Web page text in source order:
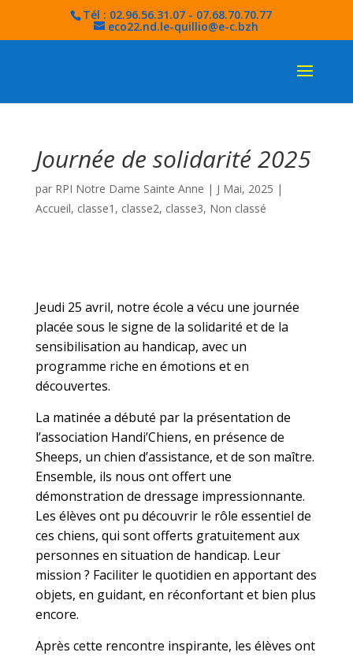
Tél : 02.96.56.31.07 - 07.68.70.70.77
eco22.nd.le-quillio@e-c.bzh
Journée de solidarité 2025
par RPI Notre Dame Sainte Anne | J Mai, 2025 |
Accueil, classe1 , classe2, classe3, Non classé
Jeudi 25 avril, notre école a vécu une journée
placée sous le signe de la solidarité et de la
sensibilisation au handicap, avec un
programme riche en émotions et en
découvertes.
La matinée a débuté par la présentation de
l’association Handi’Chiens, en présence de
Sheeps, un chien d’assistance, et de son maître.
Ensemble, ils nous ont offert une
démonstration de dressage impressionnante.
Les élèves ont pu découvrir le rôle essentiel de
ces chiens, qui sont offerts gratuitement aux
personnes en situation de handicap. Leur
mission ? Faciliter le quotidien en apportant des
objets, en guidant, en réconfortant et bien plus
encore.
Après cette rencontre inspirante, les élèves ont